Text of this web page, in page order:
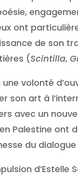
ont
de son
(Scintilla,
une volonté
son art à
avec un
Palestine ont
du